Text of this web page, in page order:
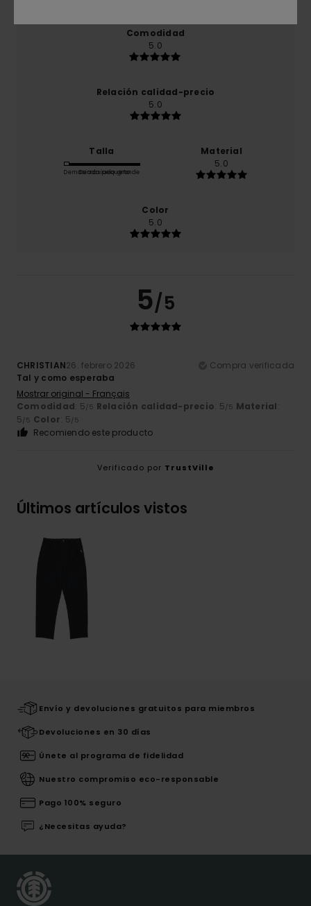
Comodidad
5.0
Relación calidad-precio
5.0
Talla
Demasiado pequeño
Demasiado grande
Material
5.0
Color
5.0
5/5
CHRISTIAN26. febrero 2026
Compra verificada
Tal y como esperaba
Mostrar original - Français
Comodidad: 5/5 Relación calidad-precio: 5/5 Material:
5/5 Color: 5/5
Recomiendo este producto
Verificado por TrustVille
Últimos artículos vistos
Envío y devoluciones gratuitos para miembros
Devoluciones en 30 días
Únete al programa de fidelidad
Nuestro compromiso eco-responsable
Pago 100% seguro
¿Necesitas ayuda?